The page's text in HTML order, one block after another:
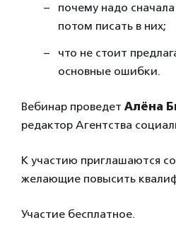
почему надо
потом писать в них;
что не стоит
основные ошибки.
Вебинар проведет Алёна
редактор Агентства
К участию приглашаются
желающие повысить
Участие бесплатное.